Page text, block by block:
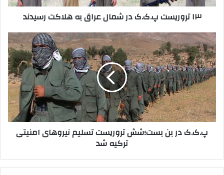
ا
ک
ن
ی
د
ت
ک
.
ک
د
ر
ش
م
ا
ل
۱۳ تروریست پ.ک.ک در شمال عراق به هلاکت رسیدند
پ
.
ک
.
ک
د
ر
ب
ن
پ.ک.ک در بن بست؛شش تروریست تسلیم نیروهای امنیتی
ترکیه شد